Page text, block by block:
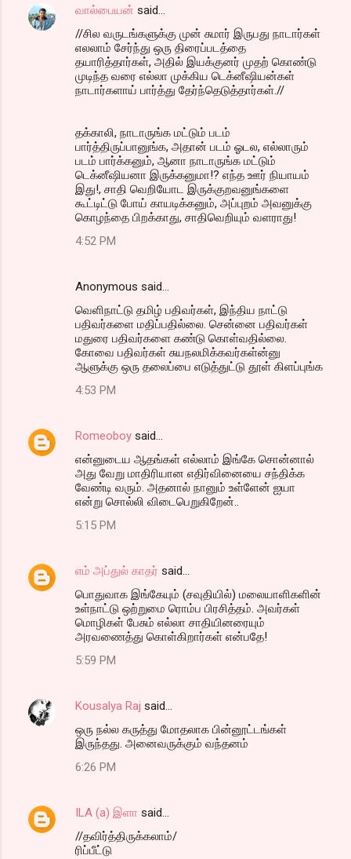
வால்பையன் said…
//சில வருடங்களுக்கு முன் சுமார் இருபது நாடார்கள்
எலலாம் சேர்ந்து ஒரு திரைப்படத்தை
தயாரித்தார்கள், அதில் இயக்குனர் முதற் கொண்டு
முடிந்த வரை எல்லா முக்கிய டெக்னீஷியன்கள்
நாடார்களாய் பார்த்து தேர்ந்தெடுத்தார்கள்.//
தக்காலி, நாடாருங்க மட்டும் படம்
பார்த்திருப்பானுங்க, அதான் படம் ஓடல, எல்லாரும்
படம் பார்க்கனும், ஆனா நாடாருங்க மட்டும்
டெக்னீஷியனா இருக்கனுமா!? எந்த ஊர் நியாயம்
இது!, சாதி வெறியோட இருக்குறவனுங்களை
கூட்டிட்டு போய் காயடிக்கனும், அப்புறம் அவனுக்கு
கொழந்தை பிறக்காது, சாதிவெறியும் வளராது!
4:52 PM
Anonymous said…
வெளிநாட்டு தமிழ் பதிவர்கள், இந்திய நாட்டு
பதிவர்களை மதிப்பதில்லை. சென்னை பதிவர்கள்
மதுரை பதிவர்களை கண்டு கொள்வதில்லை.
கோவை பதிவர்கள் சுயநலமிக்கவர்கள்ன்னு
ஆளுக்கு ஒரு தலைப்பை எடுத்துட்டு தூள் கிளப்புங்க
4:53 PM
Romeoboy said…
என்னுடைய ஆதங்கள் எல்லாம் இங்கே சொன்னால்
அது வேறு மாதிரியான எதிர்வினையை சந்திக்க
வேண்டி வரும். அதனால் நானும் உள்ளேன் ஐயா
என்று சொல்லி விடைபெறுகிறேன்..
5:15 PM
எம் அப்துல் காதர் said…
பொதுவாக இங்கேயும் (சவுதியில்) மலையாளிகளின்
உள்நாட்டு ஒற்றுமை ரொம்ப பிரசித்தம். அவர்கள்
மொழிகள் பேசும் எல்லா சாதியினரையும்
அரவணைத்து கொள்கிறார்கள் என்பதே!
5:59 PM
Kousalya Raj said…
ஒரு நல்ல கருத்து மோதலாக பின்னூட்டங்கள்
இருந்தது. அனைவருக்கும் வந்தனம்
6:26 PM
ILA (a) இளா said…
//தவிர்த்திருக்கலாம்/
ரிப்பீட்டு